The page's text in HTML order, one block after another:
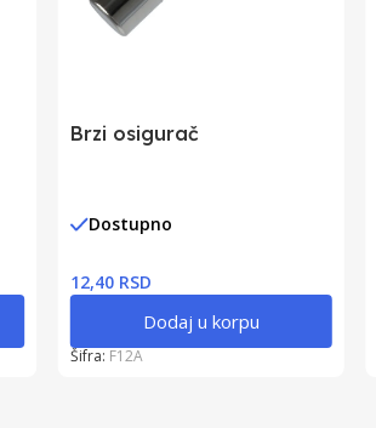
Brzi osigurač
Dostupno
12,40 RSD
Dodaj u korpu
Šifra: F12A